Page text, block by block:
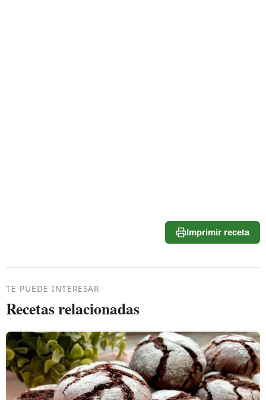
Imprimir receta
TE PUEDE INTERESAR
Recetas relacionadas